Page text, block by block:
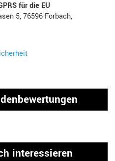
für die EU
5, 76596 Forbach,
interessieren